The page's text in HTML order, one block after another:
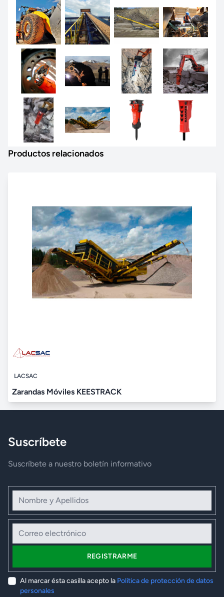
Productos relacionados
LACSAC
Zarandas Móviles KEESTRACK
Suscríbete
Suscríbete a nuestro boletín informativo
Nombre y Apellidos
Correo electrónico
REGISTRARME
Al marcar ésta casilla acepto la Política de protección de datos
personales